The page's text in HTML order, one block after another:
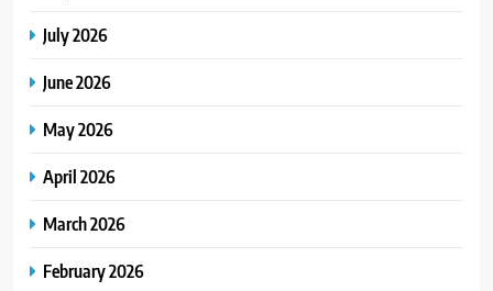
July 2026
June 2026
May 2026
April 2026
March 2026
February 2026